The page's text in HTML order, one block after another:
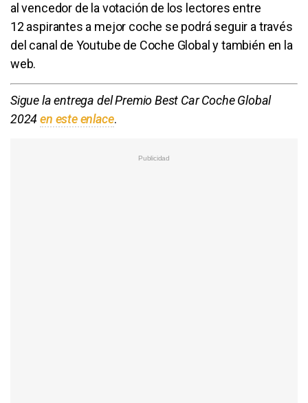
al vencedor de la votación de los lectores entre
12 aspirantes a mejor coche se podrá seguir a través
del canal de Youtube de Coche Global y también en la
web.
Sigue la entrega del Premio Best Car Coche Global
2024en este enlace.